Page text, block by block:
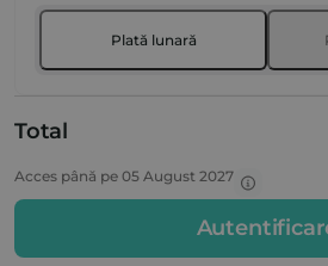
Plată lunară
Total
Acces până pe 05 August 2027